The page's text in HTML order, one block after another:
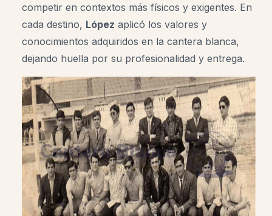
competir en contextos más físicos y exigentes. En
cada destino, López aplicó los valores y
conocimientos adquiridos en la cantera blanca,
dejando huella por su profesionalidad y entrega.